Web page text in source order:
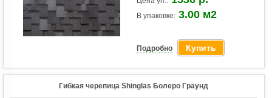
В упаковке: 3.00 м2
Подробно Купить
Гибкая черепица Shinglas Болеро Граунд